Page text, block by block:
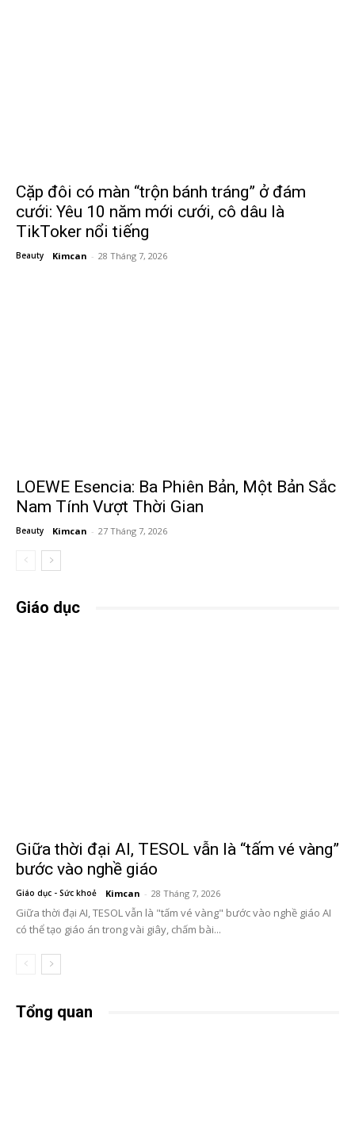
Cặp đôi có màn “trộn bánh tráng” ở đám
cưới: Yêu 10 năm mới cưới, cô dâu là
TikToker nổi tiếng
Beauty Kimcan - 28 Tháng 7, 2026
LOEWE Esencia: Ba Phiên Bản, Một Bản Sắc
Nam Tính Vượt Thời Gian
Beauty Kimcan - 27 Tháng 7, 2026
Giáo dục
Giữa thời đại AI, TESOL vẫn là “tấm vé vàng”
bước vào nghề giáo
Giáo dục - Sức khoẻ Kimcan - 28 Tháng 7, 2026
Giữa thời đại AI, TESOL vẫn là "tấm vé vàng" bước vào nghề giáo AI
có thể tạo giáo án trong vài giây, chấm bài...
Tổng quan